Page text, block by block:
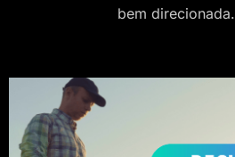
bem direcionada.